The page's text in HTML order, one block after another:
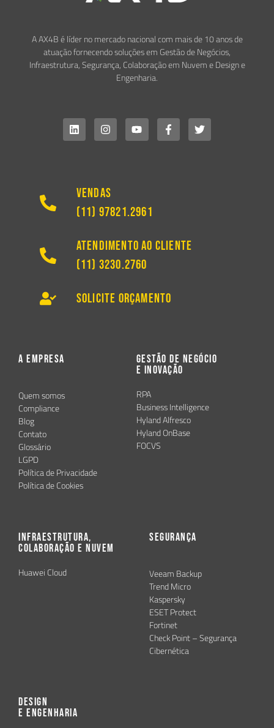
A AX4B é líder no mercado nacional com mais de 10 anos de
atuação fornecendo soluções em Gestão de Negócios,
Infraestrutura, Segurança, Colaboração em Nuvem e Design e
Engenharia.
Vendas
(11) 97821.2961
Atendimento ao Cliente
(11) 3230.2760
Solicite Orçamento
A Empresa
Quem somos
Compliance
Blog
Contato
Glossário
LGPD
Política de Privacidade
Política de Cookies
Gestão de Negócio
e Inovação
RPA
Business Intelligence
Hyland Alfresco
Hyland OnBase
FOCVS
Infraestrutura,
Colaboração e Nuvem
Huawei Cloud
Segurança
Veeam Backup
Trend Micro
Kaspersky
ESET Protect
Fortinet
Check Point – Segurança
Cibernética
Design
e Engenharia